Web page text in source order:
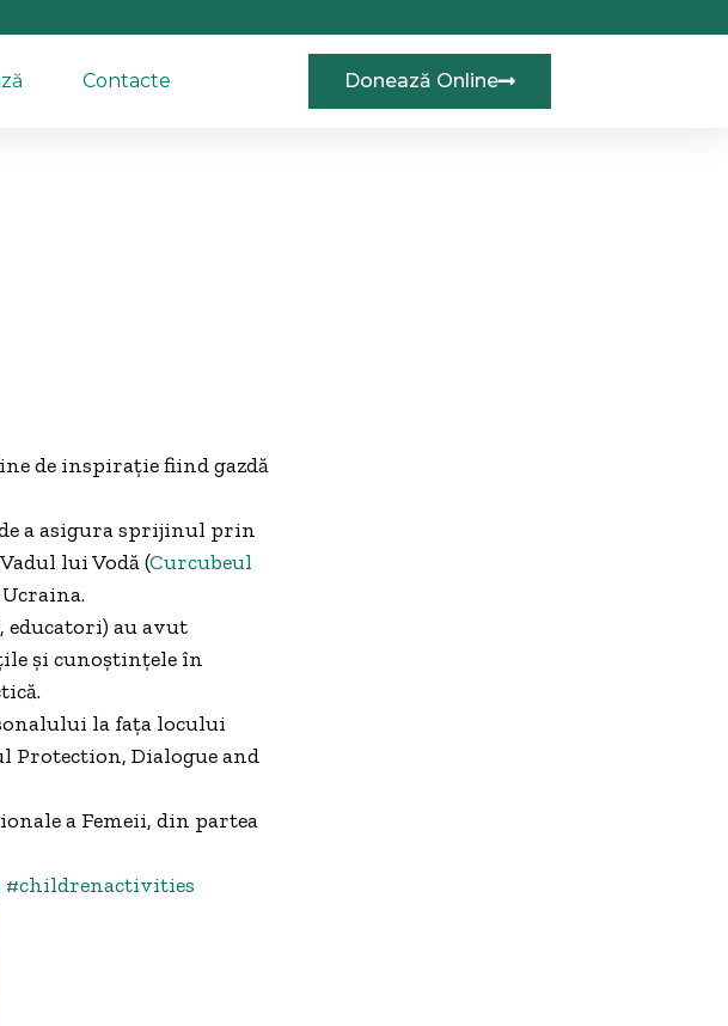
Contacte Donează Online
de inspirație fiind gazdă
a asigura sprijinul prin
lui Vodă (Curcubeul
au avut
și cunoștințele în
la fața locului
Protection, Dialogue and
a Femeii, din partea
#childrenactivities